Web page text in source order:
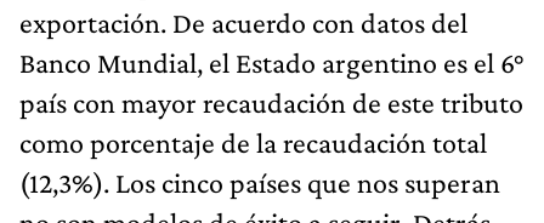
exportación. De acuerdo con datos del
Banco Mundial, el Estado argentino es el 6°
país con mayor recaudación de este tributo
como porcentaje de la recaudación total
(12,3%). Los cinco países que nos superan